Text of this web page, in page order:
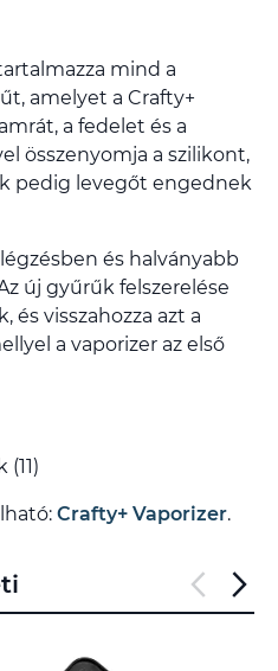
mind a
amelyet a Crafty+
a fedelet és a
összenyomja a szilikont,
pedig levegőt engednek
és halványabb
új gyűrűk felszerelése
és visszahozza azt a
a vaporizer az első
Crafty+ Vaporizer.